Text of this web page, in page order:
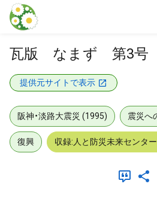
本文に飛ぶ
瓦版 なまず 第3号
提供元サイトで表示
阪神・淡路大震災 (1995) 震災へ
復興 収録:人と防災未来センタ